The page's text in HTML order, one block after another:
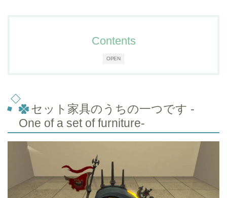
OPEN
Contents
セット家具のうちの一つです -
One of a set of furniture-